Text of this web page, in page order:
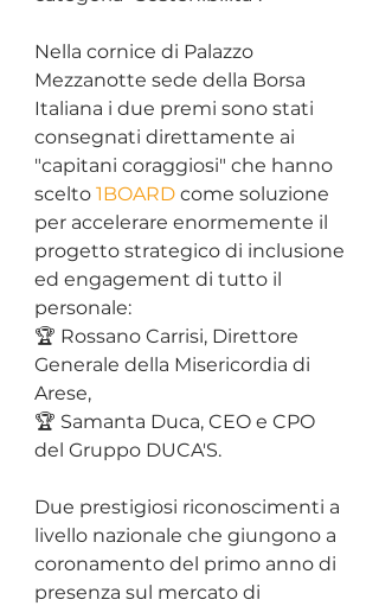
Nella cornice di Palazzo
Mezzanotte sede della Borsa
Italiana i due premi sono stati
consegnati direttamente ai
"capitani coraggiosi" che hanno
scelto 1BOARD come soluzione
per accelerare enormemente il
progetto strategico di inclusione
ed engagement di tutto il
personale:
🏆 Rossano Carrisi, Direttore
Generale della Misericordia di
Arese,
🏆 Samanta Duca, CEO e CPO
del Gruppo DUCA'S.
Due prestigiosi riconoscimenti a
livello nazionale che giungono a
coronamento del primo anno di
presenza sul mercato di